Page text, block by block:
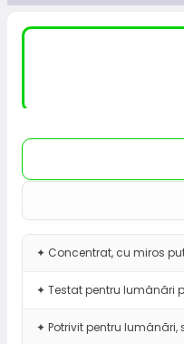
✦ Concentrat, cu miros
✦ Testat pentru lumânări
✦ Potrivit pentru